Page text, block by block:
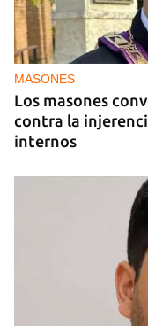
MASONES
Los masones
contra la
internos